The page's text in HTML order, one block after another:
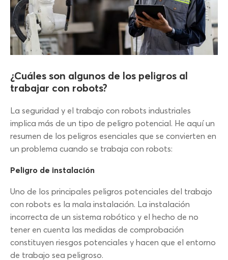
¿Cuáles son algunos de los peligros al
trabajar con robots?
La seguridad y el trabajo con robots industriales
implica más de un tipo de peligro potencial. He aquí un
resumen de los peligros esenciales que se convierten en
un problema cuando se trabaja con robots:
Peligro de instalación
Uno de los principales peligros potenciales del trabajo
con robots es la mala instalación. La instalación
incorrecta de un sistema robótico y el hecho de no
tener en cuenta las medidas de comprobación
constituyen riesgos potenciales y hacen que el entorno
de trabajo sea peligroso.